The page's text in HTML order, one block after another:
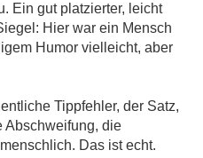
Ein gut platzierter, leicht
Hier war ein Mensch
Humor vielleicht, aber
Tippfehler, der Satz,
Abschweifung, die
Das ist echt.